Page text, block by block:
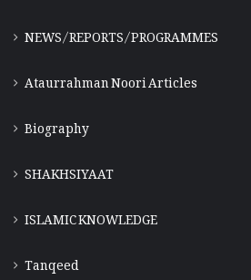
NEWS/REPORTS/PROGRAMMES
Ataurrahman Noori Articles
Biography
SHAKHSIYAAT
ISLAMIC KNOWLEDGE
Tanqeed